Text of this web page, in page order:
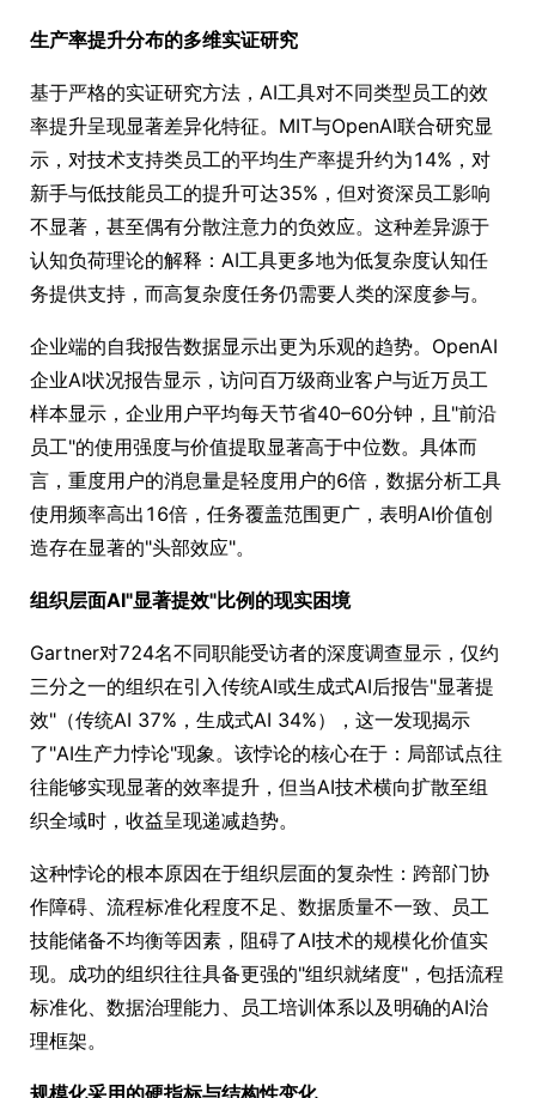
生产率提升分布的多维实证研究
基于严格的实证研究方法，AI工具对不同类型员工的效
率提升呈现显著差异化特征。MIT与OpenAI联合研究显
示，对技术支持类员工的平均生产率提升约为14%，对
新手与低技能员工的提升可达35%，但对资深员工影响
不显著，甚至偶有分散注意力的负效应。这种差异源于
认知负荷理论的解释：AI工具更多地为低复杂度认知任
务提供支持，而高复杂度任务仍需要人类的深度参与。
企业端的自我报告数据显示出更为乐观的趋势。OpenAI
企业AI状况报告显示，访问百万级商业客户与近万员工
样本显示，企业用户平均每天节省40–60分钟，且"前沿
员工"的使用强度与价值提取显著高于中位数。具体而
言，重度用户的消息量是轻度用户的6倍，数据分析工具
使用频率高出16倍，任务覆盖范围更广，表明AI价值创
造存在显著的"头部效应"。
组织层面AI"显著提效"比例的现实困境
Gartner对724名不同职能受访者的深度调查显示，仅约
三分之一的组织在引入传统AI或生成式AI后报告"显著提
效"（传统AI 37%，生成式AI 34%），这一发现揭示
了"AI生产力悖论"现象。该悖论的核心在于：局部试点往
往能够实现显著的效率提升，但当AI技术横向扩散至组
织全域时，收益呈现递减趋势。
这种悖论的根本原因在于组织层面的复杂性：跨部门协
作障碍、流程标准化程度不足、数据质量不一致、员工
技能储备不均衡等因素，阻碍了AI技术的规模化价值实
现。成功的组织往往具备更强的"组织就绪度"，包括流程
标准化、数据治理能力、员工培训体系以及明确的AI治
理框架。
规模化采用的硬指标与结构性变化